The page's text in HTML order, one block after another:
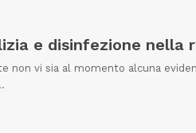
e disinfezione nella
non vi sia al momento alcuna